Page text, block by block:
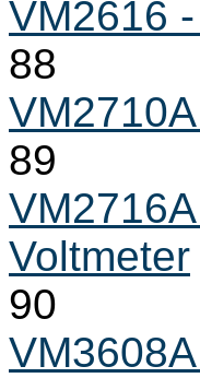
VM2616
88
89
Voltmeter
90